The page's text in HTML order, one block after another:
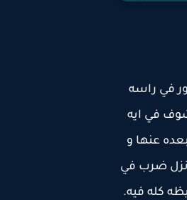
في راسه
في ايه
عنها و
نزل ضرب في
كله فيه.